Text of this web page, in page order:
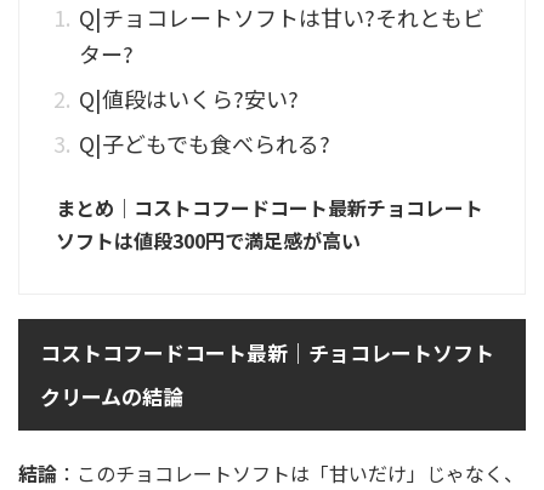
Q|チョコレートソフトは甘い?それともビ
ター?
Q|値段はいくら?安い?
Q|子どもでも食べられる?
まとめ｜コストコフードコート最新チョコレート
ソフトは値段300円で満足感が高い
コストコフードコート最新｜チョコレートソフト
クリームの結論
結論 ：このチョコレートソフトは「甘いだけ」じゃなく、